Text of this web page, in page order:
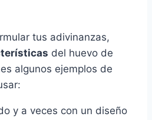
tus adivinanzas,
del huevo de
algunos ejemplos de
y a veces con un diseño